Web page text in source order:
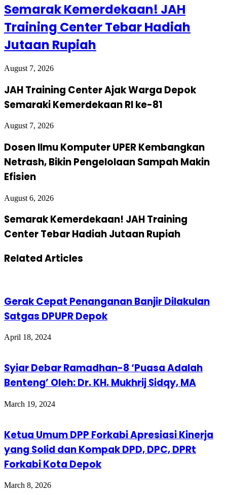
Semarak Kemerdekaan! JAH
Training Center Tebar Hadiah
Jutaan Rupiah
August 7, 2026
JAH Training Center Ajak Warga Depok
Semaraki Kemerdekaan RI ke-81
August 7, 2026
Dosen Ilmu Komputer UPER Kembangkan
Netrash, Bikin Pengelolaan Sampah Makin
Efisien
August 6, 2026
Semarak Kemerdekaan! JAH Training
Center Tebar Hadiah Jutaan Rupiah
Related Articles
Gerak Cepat Penanganan Banjir Dilakulan
Satgas DPUPR Depok
April 18, 2024
Syiar Debar Ramadhan-8 ‘Puasa Adalah
Benteng’ Oleh: Dr. KH. Mukhrij Sidqy, MA
March 19, 2024
Ketua Umum DPP Forkabi Apresiasi Kinerja
yang Solid dan Kompak DPD, DPC, DPRt
Forkabi Kota Depok
March 8, 2026